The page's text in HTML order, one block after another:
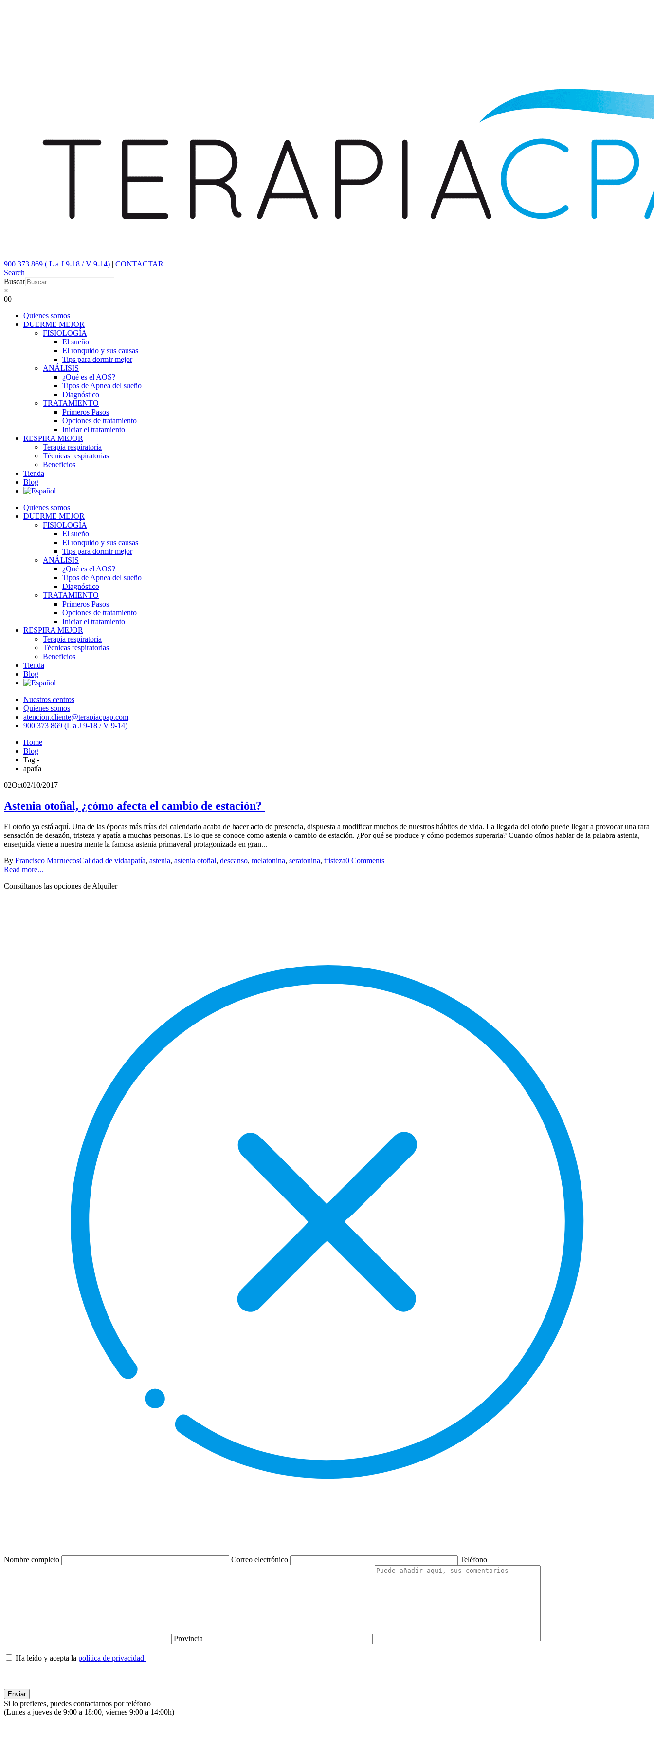
900 373 869 ( L a J 9-18 / V 9-14) | CONTACTAR
Search
Buscar
×
00
Quienes somos
DUERME MEJOR
FISIOLOGÍA
El sueño
El ronquido y sus causas
Tips para dormir mejor
ANÁLISIS
¿Qué es el AOS?
Tipos de Apnea del sueño
Diagnóstico
TRATAMIENTO
Primeros Pasos
Opciones de tratamiento
Iniciar el tratamiento
RESPIRA MEJOR
Terapia respiratoria
Técnicas respiratorias
Beneficios
Tienda
Blog
Quienes somos
DUERME MEJOR
FISIOLOGÍA
El sueño
El ronquido y sus causas
Tips para dormir mejor
ANÁLISIS
¿Qué es el AOS?
Tipos de Apnea del sueño
Diagnóstico
TRATAMIENTO
Primeros Pasos
Opciones de tratamiento
Iniciar el tratamiento
RESPIRA MEJOR
Terapia respiratoria
Técnicas respiratorias
Beneficios
Tienda
Blog
Nuestros centros
Quienes somos
atencion.cliente@terapiacpap.com
900 373 869 (L a J 9-18 / V 9-14)
Home
Blog
Tag -
apatía
02Oct02/10/2017
Astenia otoñal, ¿cómo afecta el cambio de estación?
El otoño ya está aquí. Una de las épocas más frías del calendario acaba de hacer acto de presencia, dispuesta a modificar muchos de nuestros hábitos de vida. La llegada del otoño puede llegar a provocar una rara
sensación de desazón, tristeza y apatía a muchas personas. Es lo que se conoce como astenia o cambio de estación. ¿Por qué se produce y cómo podemos superarla? Cuando oímos hablar de la palabra astenia,
enseguida viene a nuestra mente la famosa astenia primaveral protagonizada en gran...
By Francisco MarruecosCalidad de vidaapatía, astenia, astenia otoñal, descanso, melatonina, seratonina, tristeza0 Comments
Read more...
Consúltanos las opciones de Alquiler
Nombre completo Correo electrónico Teléfono
Provincia
Ha leído y acepta la política de privacidad.
Si lo prefieres, puedes contactarnos por teléfono
(Lunes a jueves de 9:00 a 18:00, viernes 9:00 a 14:00h)